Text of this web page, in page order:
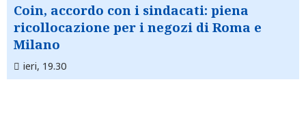
Coin, accordo con i sindacati: piena
ricollocazione per i negozi di Roma e
Milano
ieri, 19.30